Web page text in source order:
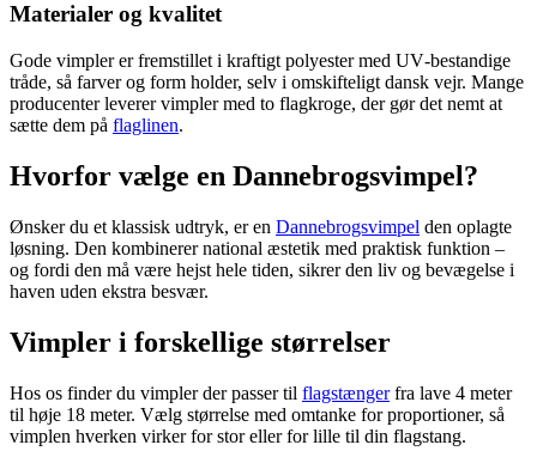
Materialer og kvalitet
Gode vimpler er fremstillet i kraftigt polyester med UV‑bestandige
tråde, så farver og form holder, selv i omskifteligt dansk vejr. Mange
producenter leverer vimpler med to flagkroge, der gør det nemt at
sætte dem på flaglinen.
Hvorfor vælge en Dannebrogsvimpel?
Ønsker du et klassisk udtryk, er en Dannebrogsvimpel den oplagte
løsning. Den kombinerer national æstetik med praktisk funktion –
og fordi den må være hejst hele tiden, sikrer den liv og bevægelse i
haven uden ekstra besvær.
Vimpler i forskellige størrelser
Hos os finder du vimpler der passer til flagstængerfra lave 4 meter
til høje 18 meter. Vælg størrelse med omtanke for proportioner, så
vimplen hverken virker for stor eller for lille til din flagstang.